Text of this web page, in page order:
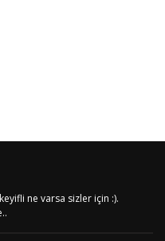
ne varsa sizler için :).